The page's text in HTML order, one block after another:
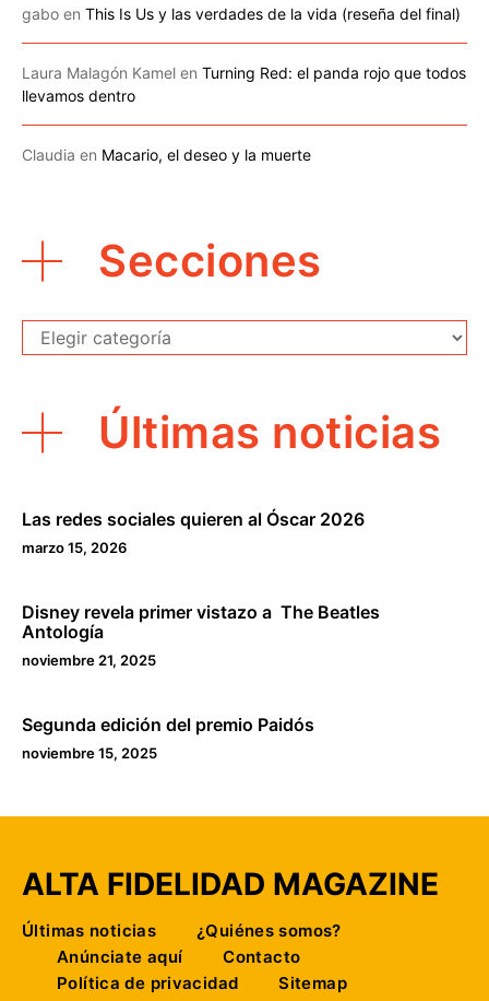
gabo en This Is Us y las verdades de la vida (reseña del final)
Laura Malagón Kamel en Turning Red: el panda rojo que todos
llevamos dentro
Claudia en Macario, el deseo y la muerte
Secciones
Secciones
Últimas noticias
Las redes sociales quieren al Óscar 2026
marzo 15, 2026
Disney revela primer vistazo a The Beatles
Antología
noviembre 21, 2025
Segunda edición del premio Paidós
noviembre 15, 2025
ALTA FIDELIDAD MAGAZINE
Últimas noticias
¿Quiénes somos?
Anúnciate aquí
Contacto
Política de privacidad
Sitemap